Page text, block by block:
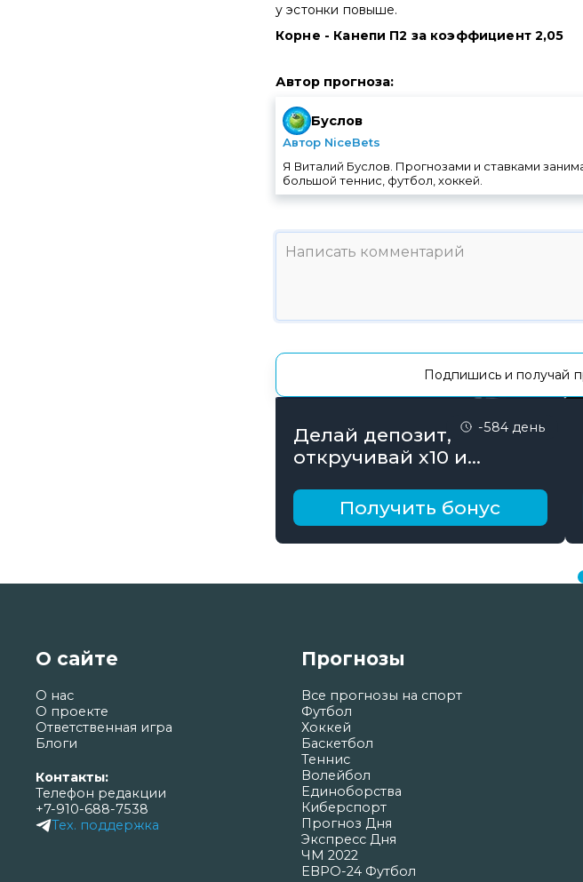
у эстонки повыше.
Корне - Канепи П2 за коэффициент 2,05
Автор прогноза:
Буслов
Автор NiceBets
Я Виталий Буслов. Прогнозами и ставками
большой теннис, футбол, хоккей.
Подпишись и получай
-584 день
Делай депозит,
откручивай х10 и
рублейПолучить бонус
О сайте
О нас
О проекте
Ответственная игра
Блоги
Контакты:
Телефон редакции
+7-910-688-7538
Тех. поддержка
Прогнозы
Все прогнозы на спорт
Футбол
Хоккей
Баскетбол
Теннис
Волейбол
Единоборства
Киберспорт
Прогноз Дня
Экспресс Дня
ЧМ 2022
ЕВРО-24 Футбол